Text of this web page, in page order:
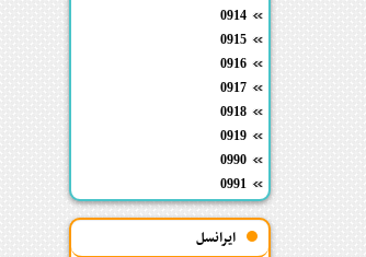
0914
0915
0916
0917
0918
0919
0990
0991
ایرانسل